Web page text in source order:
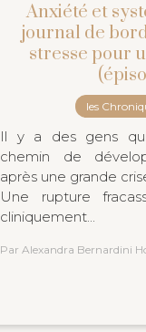
Anxiété et
journal de
stresse pour
les
Il y a des gens
chemin de
après une grande
Une rupture
cliniquement...
Par Alexandra Bernardini